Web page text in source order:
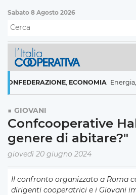
Sabato 8 Agosto 2026
,ECONOMIA Energia, dal gas
GIOVANI
Confcooperative
genere di abitare?"
giovedì 20 giugno 2024
Il confronto organizzato a Roma
dirigenti cooperatrici e i Giovani